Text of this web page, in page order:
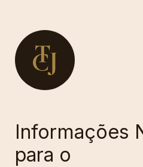
Informações
para o